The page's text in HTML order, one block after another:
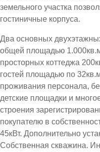
земельного участка
гостиничные корпуса.
Два основных
общей площадью
просторных коттеджа
гостей площадью по
проживания персонала,
детские площадки и
строения
покупателю в
45кВт. Дополнительно
Собственная скважина.